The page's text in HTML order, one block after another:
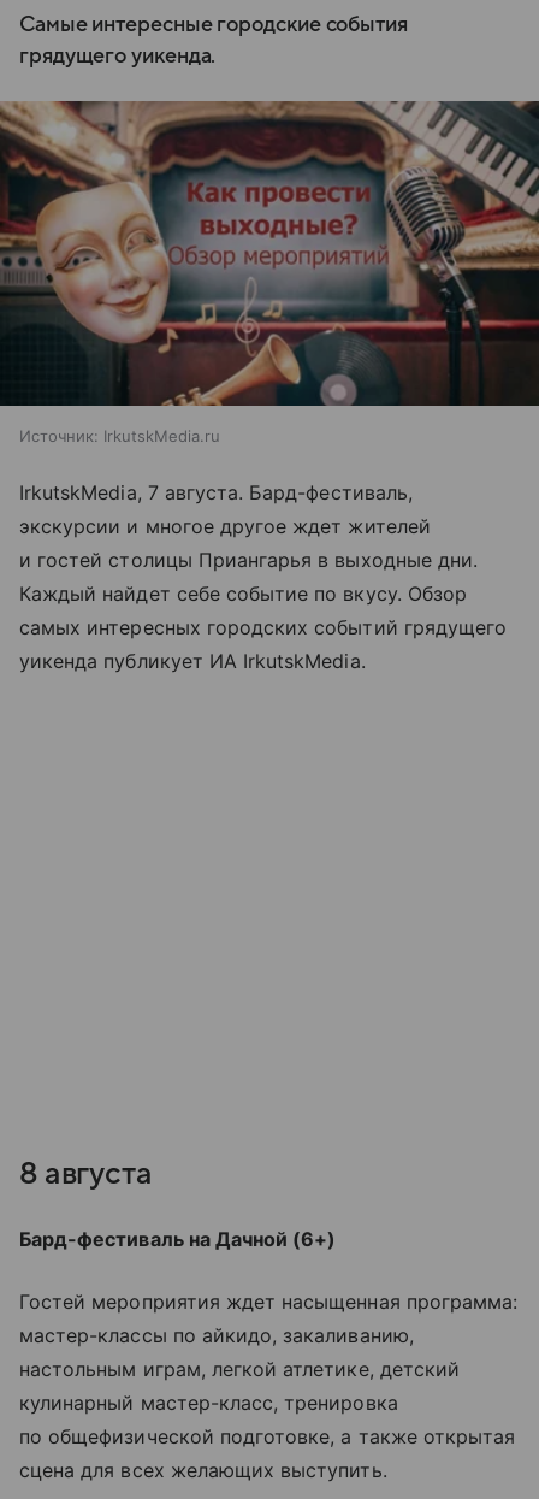
Самые интересные городские события
грядущего уикенда.
Источник: IrkutskMedia.ru
IrkutskMedia, 7 августа. Бард-фестиваль,
экскурсии и многое другое ждет жителей
и гостей столицы Приангарья в выходные дни.
Каждый найдет себе событие по вкусу. Обзор
самых интересных городских событий грядущего
уикенда публикует ИА IrkutskMedia.
8 августа
Бард-фестиваль на Дачной (6+)
Гостей мероприятия ждет насыщенная программа:
мастер-классы по айкидо, закаливанию,
настольным играм, легкой атлетике, детский
кулинарный мастер-класс, тренировка
по общефизической подготовке, а также открытая
сцена для всех желающих выступить.